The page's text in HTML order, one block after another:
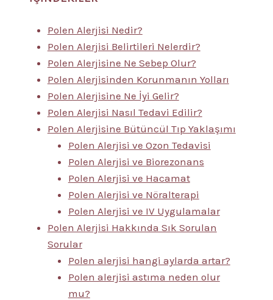
Polen Alerjisi Nedir?
Polen Alerjisi Belirtileri Nelerdir?
Polen Alerjisine Ne Sebep Olur?
Polen Alerjisinden Korunmanın Yolları
Polen Alerjisine Ne İyi Gelir?
Polen Alerjisi Nasıl Tedavi Edilir?
Polen Alerjisine Bütüncül Tıp Yaklaşımı
Polen Alerjisi ve Ozon Tedavisi
Polen Alerjisi ve Biorezonans
Polen Alerjisi ve Hacamat
Polen Alerjisi ve Nöralterapi
Polen Alerjisi ve IV Uygulamalar
Polen Alerjisi Hakkında Sık Sorulan
Sorular
Polen alerjisi hangi aylarda artar?
Polen alerjisi astıma neden olur
mu?